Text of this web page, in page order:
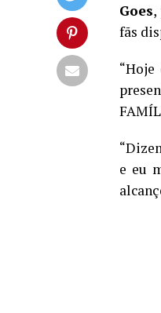
Goes,
fãs
e eu